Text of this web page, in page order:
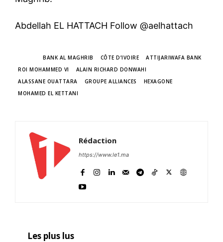
Abdellah EL HATTACH Follow @aelhattach
BANK AL MAGHRIB CÔTE D’IVOIRE
ATTIJARIWAFA BANK
ROI MOHAMMED VI
ALAIN RICHARD DONWAHI
ALASSANE OUATTARA
GROUPE ALLIANCES
HEXAGONE
MOHAMED EL KETTANI
Rédaction
https://www.le1.ma
Les plus lus